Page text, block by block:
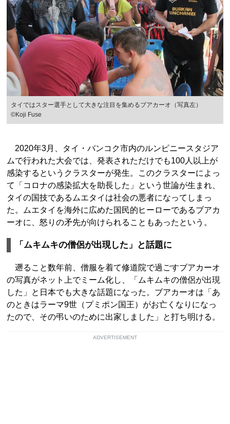
タイではスター選手として大きな注目を集めるブアカーオ（写真左）
©Koji Fuse
2020年3月、タイ・バンコク市内のルンピニースタジア
ムで行われた大会では、発表されただけでも100人以上が
感染するというクラスターが発生。このクラスターによっ
て「コロナの感染拡大を助長した」という世論が生まれ、
タイの国技であるムエタイは社会の悪者になってしまっ
た。ムエタイを海外に広めた国民的ヒーローであるブアカ
ーオに、怒りの矛先が向けられることもあったという。
「ムキムキの僧侶が出現した」と話題に
遡ること数年前、僧服を着て修道院で過ごすブアカーオ
の写真がネット上でミーム化し、「ムキムキの僧侶が出現
した」と日本でも大きな話題になった。ブアカーオは「あ
のときはラーマ9世（プミポン国王）がお亡くなりになっ
たので、その弔いのために出家しました」と打ち明ける。
ADVERTISEMENT